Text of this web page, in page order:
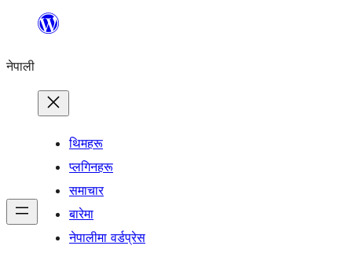
सामग्रीमा
नेपाली
थिमहरू
प्लगिनहरू
समाचार
बारेमा
नेपालीमा वर्डप्रेस